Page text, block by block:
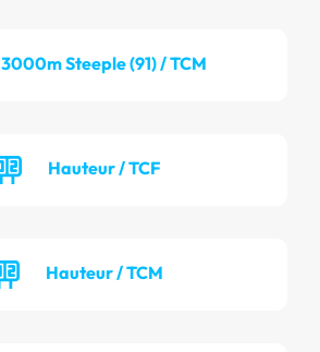
3000m Steeple (91) / TCM
Hauteur / TCF
Hauteur / TCM